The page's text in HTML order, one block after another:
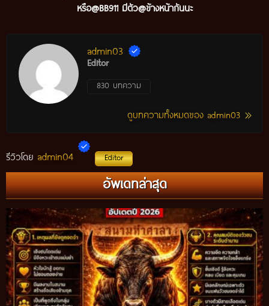
หรือ@BB911 มีตัว@ข้างหน้ากันนะ
admin03
Editor
830 บทความ
ดูบทความทั้งหมดของ admin03
รีวิวโดย admin04 Editor
อัพเดทล่าสุด